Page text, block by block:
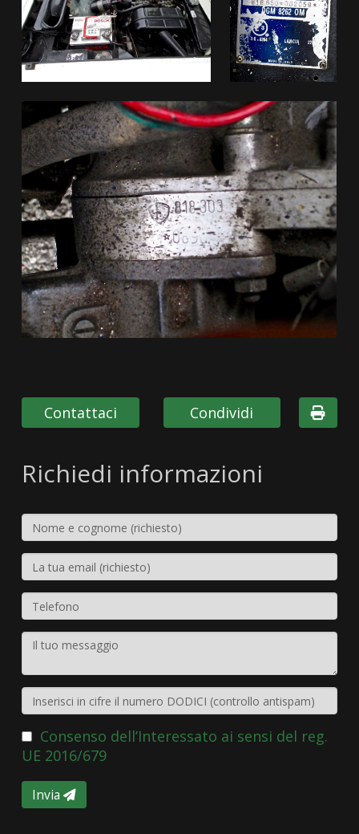
Contattaci Condividi
Richiedi informazioni
Consenso dell’Interessato ai sensi del reg.
UE 2016/679
Invia